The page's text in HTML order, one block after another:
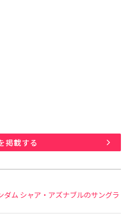
掲載する
ダム シャア・アズナブルのサングラ